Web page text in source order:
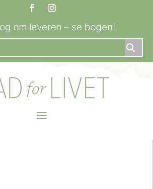
om leveren – se bogen!